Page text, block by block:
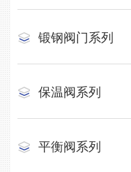
锻钢阀门系列
保温阀系列
平衡阀系列